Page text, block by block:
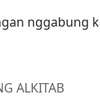
nggabung
ALKITAB